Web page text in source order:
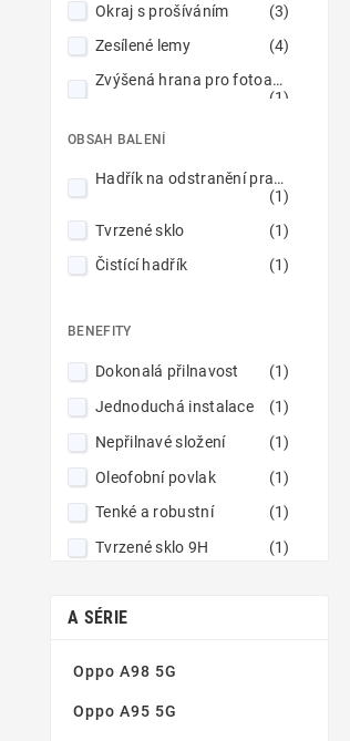
Okraj s prošíváním
(3)
Zesílené lemy
(4)
Zvýšená hrana pro fotoaparáty
(1)
OBSAH BALENÍ
Hadřík na odstranění prachu
(1)
Tvrzené sklo
(1)
Čistící hadřík
(1)
BENEFITY
Dokonalá přilnavost
(1)
Jednoduchá instalace
(1)
Nepřilnavé složení
(1)
Oleofobní povlak
(1)
Tenké a robustní
(1)
Tvrzené sklo 9H
(1)
A SÉRIE
Oppo A98 5G
Oppo A95 5G